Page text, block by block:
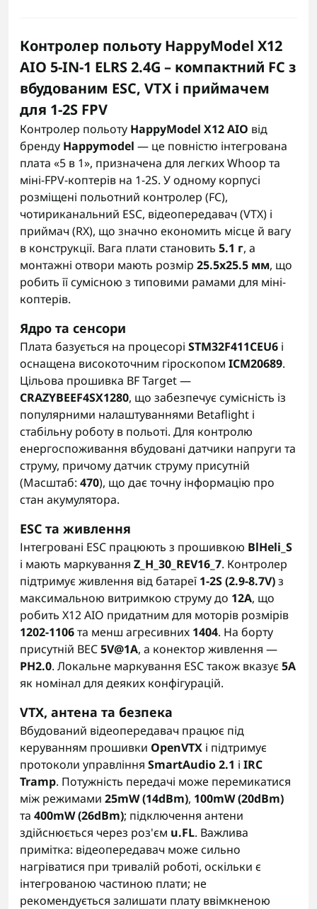
Контролер польоту HappyModel X12
AIO 5-IN-1 ELRS 2.4G – компактний FC з
вбудованим ESC, VTX і приймачем
для 1-2S FPV
Контролер польоту HappyModel X12 AIO від
бренду Happymodel — це повністю інтегрована
плата «5 в 1», призначена для легких Whoop та
міні-FPV-коптерів на 1-2S. У одному корпусі
розміщені польотний контролер (FC),
чотириканальний ESC, відеопередавач (VTX) і
приймач (RX), що значно економить місце й вагу
в конструкції. Вага плати становить 5.1 г, а
монтажні отвори мають розмір 25.5x25.5 мм, що
робить її сумісною з типовими рамами для міні-
коптерів.
Ядро та сенсори
Плата базується на процесорі STM32F411CEU6 і
оснащена високоточним гіроскопом ICM20689.
Цільова прошивка BF Target —
CRAZYBEEF4SX1280, що забезпечує сумісність із
популярними налаштуваннями Betaflight і
стабільну роботу в польоті. Для контролю
енергоспоживання вбудовані датчики напруги та
струму, причому датчик струму присутній
(Масштаб: 470), що дає точну інформацію про
стан акумулятора.
ESC та живлення
Інтегровані ESC працюють з прошивкою BlHeli_S
і мають маркування Z_H_30_REV16_7. Контролер
підтримує живлення від батареї 1-2S (2.9-8.7V)з
максимальною витримкою струму до 12A, що
робить X12 AIO придатним для моторів розмірів
1202-1106та менш агресивних 1404. На борту
присутній BEC5V@1A, а конектор живлення —
PH2.0. Локальне маркування ESC також вказує 5A
як номінал для деяких конфігурацій.
VTX, антена та безпека
Вбудований відеопередавач працює під
керуванням прошивки OpenVTX і підтримує
протоколи управління SmartAudio 2.1 і IRC
Tramp. Потужність передачі може перемикатися
між режимами 25mW (14dBm), 100mW (20dBm)
та 400mW (26dBm); підключення антени
здійснюється через роз'єм u.FL. Важлива
примітка: відеопередавач може сильно
нагріватися при тривалій роботі, оскільки є
інтегрованою частиною плати; не
рекомендується залишати плату ввімкненою